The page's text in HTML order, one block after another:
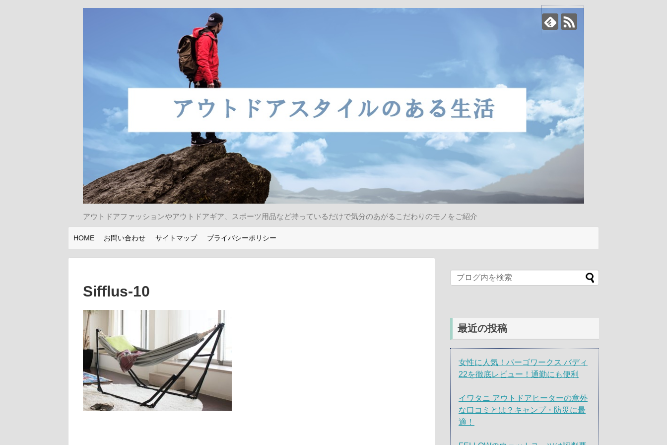
アウトドアファッションやアウトドアギア、スポーツ用品など持っているだけで気分のあがるこだわりのモノをご紹介
HOME お問い合わせ サイトマップ プライバシーポリシー
Sifflus-10
最近の投稿
女性に人気！パーゴワークス バディ
22を徹底レビュー！通勤にも便利
イワタニ アウトドアヒーターの意外
な口コミとは？キャンプ・防災に最
適！